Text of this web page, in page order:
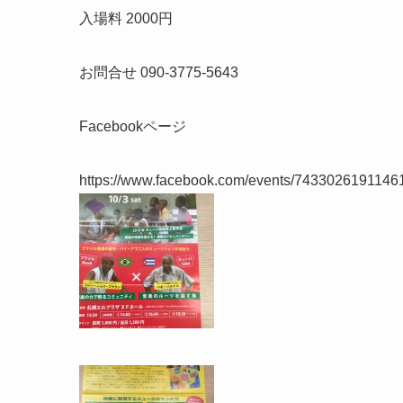
入場料 2000円
お問合せ 090-3775-5643
Facebookページ
https://www.facebook.com/events/